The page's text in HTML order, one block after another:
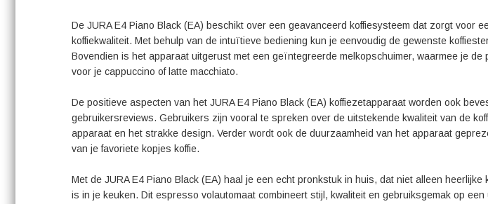
De JURA E4 Piano Black (EA) beschikt over een geavanceerd koffiesysteem dat zorgt voor
koffiekwaliteit. Met behulp van de intuïtieve bediening kun je eenvoudig de gewenste
Bovendien is het apparaat uitgerust met een geïntegreerde melkopschuimer, waarmee je de
voor je cappuccino of latte macchiato.
De positieve aspecten van het JURA E4 Piano Black (EA) koffiezetapparaat worden ook
gebruikersreviews. Gebruikers zijn vooral te spreken over de uitstekende kwaliteit van de
apparaat en het strakke design. Verder wordt ook de duurzaamheid van het apparaat
van je favoriete kopjes koffie.
Met de JURA E4 Piano Black (EA) haal je een echt pronkstuk in huis, dat niet alleen
is in je keuken. Dit espresso volautomaat combineert stijl, kwaliteit en gebruiksgemak op